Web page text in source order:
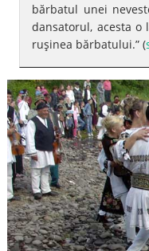
bărbatul unei
dansatorul, acesta
ruşinea bărbatului.” (